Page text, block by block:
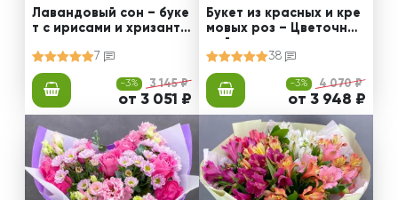
Лавандовый сон – буке
т с ирисами и хризанте
7
-3% 3 145 ₽
от 3 051 ₽
Букет из красных и кре
мовых роз – Цветочный
38
-3% 4 070 ₽
от 3 948 ₽